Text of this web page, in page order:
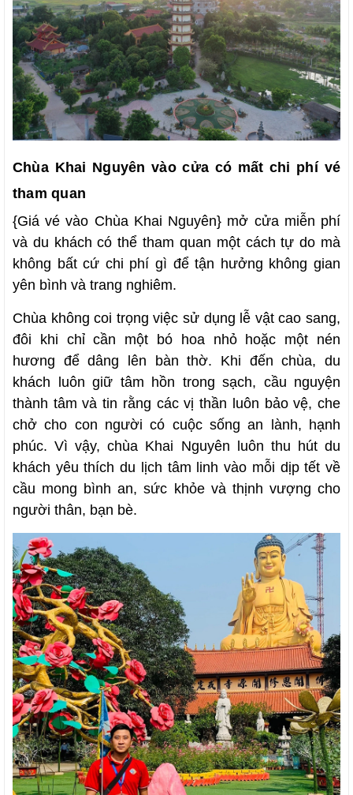
Chùa Khai Nguyên vào cửa có mất chi phí vé
tham quan
{Giá vé vào Chùa Khai Nguyên} mở cửa miễn phí
và du khách có thể tham quan một cách tự do mà
không bất cứ chi phí gì để tận hưởng không gian
yên bình và trang nghiêm.
Chùa không coi trọng việc sử dụng lễ vật cao sang,
đôi khi chỉ cần một bó hoa nhỏ hoặc một nén
hương để dâng lên bàn thờ. Khi đến chùa, du
khách luôn giữ tâm hồn trong sạch, cầu nguyện
thành tâm và tin rằng các vị thần luôn bảo vệ, che
chở cho con người có cuộc sống an lành, hạnh
phúc. Vì vậy, chùa Khai Nguyên luôn thu hút du
khách yêu thích du lịch tâm linh vào mỗi dịp tết về
cầu mong bình an, sức khỏe và thịnh vượng cho
người thân, bạn bè.